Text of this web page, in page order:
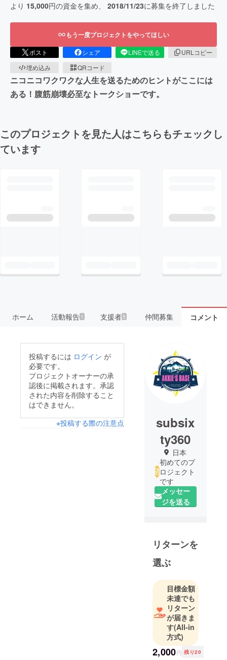
より 15,000円の資金を集め、 2018/11/23に募集を終了しました
もう一度プロジェクトをやってほしい
ポスト シェア LINEで送る
URLコピー
埋め込み
QRコード
ニコニコワクワクな人生を送るためのヒントがここには
ある！腹筋崩壊必至なトークショーです。
このプロジェクトを見た人はこちらもチェックし
ています
ホーム 活動報告1 支援者5 仲間募集 コメント
投稿するには ログイン が
必要です。
プロジェクトオーナーの承
認後に掲載されます。承認
された内容を削除すること
はできません。
※投稿する際の注意点
subsix
ty360
日本
初めてのプ
ロジェクト
です
メッセー
ジを送る
リターンを
選ぶ
目標金額
未達でも
リターン
が届きま
す(All-in
方式)
2,000円 残り20